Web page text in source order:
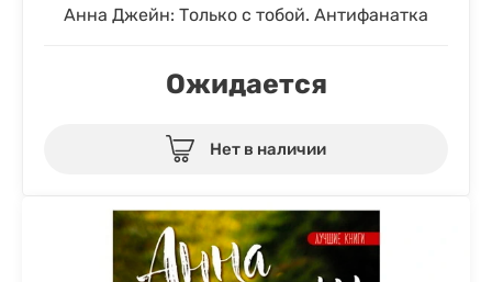
Анна Джейн: Только с тобой. Антифанатка
Ожидается
Нет в наличии